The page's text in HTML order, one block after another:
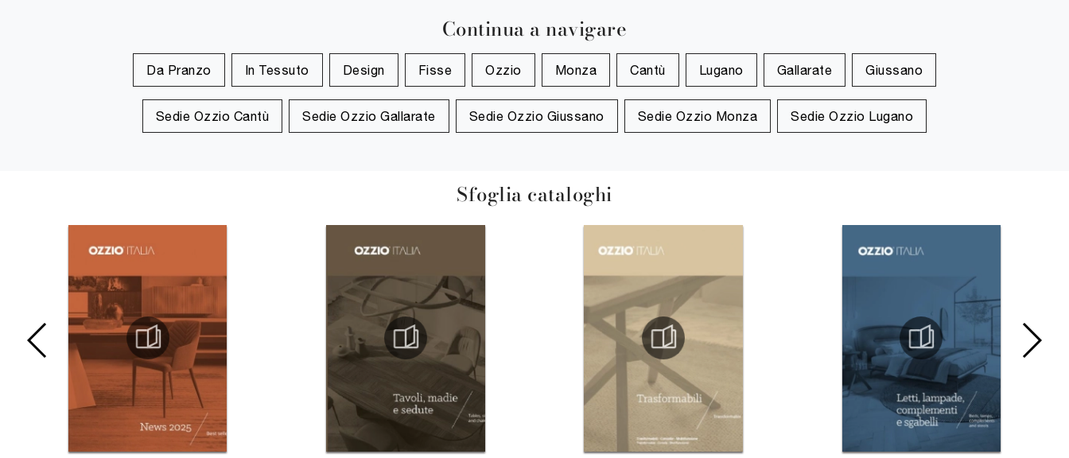
Continua a navigare
Da Pranzo In Tessuto Design Fisse Ozzio Monza Cantù Lugano Gallarate Giussano
Sedie Ozzio Cantù Sedie Ozzio Gallarate Sedie Ozzio Giussano Sedie Ozzio Monza Sedie Ozzio Lugano
Sfoglia cataloghi